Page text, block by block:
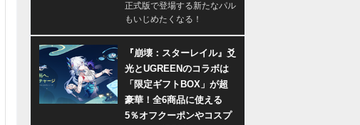
正式版で登場する新たなパル
もいじめたくなる！
『崩壊：スターレイル』爻
光とUGREENのコラボは
「限定ギフトBOX」が超
豪華！全6商品に使える
5％オフクーポンやコスプ